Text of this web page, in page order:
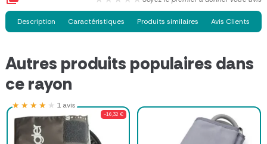
Description Caractéristiques Produits similaires Avis Clients
Autres produits populaires dans
ce rayon
-16,32 €
★★★★★
★★★★★ 1 avis